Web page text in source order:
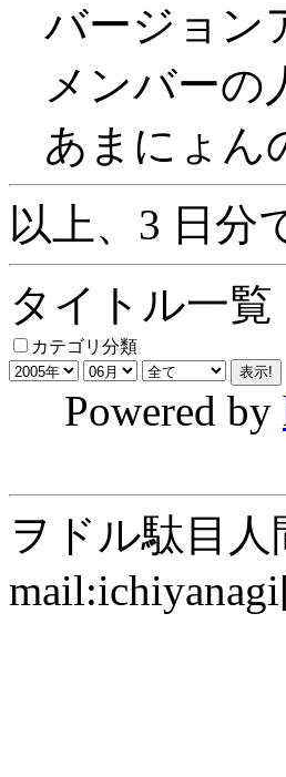
バージョン
メンバーの
あまにょん
以上、3 日分
タイトル一覧
カテゴリ分類
Powered by
ヲドル駄目人